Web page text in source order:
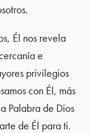
Él nos revela
e
privilegios
con Él, más
Palabra de Dios
de Él para ti.